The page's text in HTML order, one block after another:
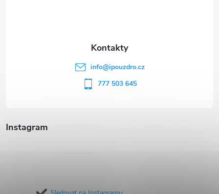
Instagram
info@ipouzdro.cz
777 503 645